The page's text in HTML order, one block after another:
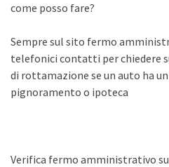
come posso fare?
Sempre sul sito fermo
telefonici contatti per chiedere
di rottamazione se un auto ha
pignoramento o ipoteca
Verifica fermo amministrativo